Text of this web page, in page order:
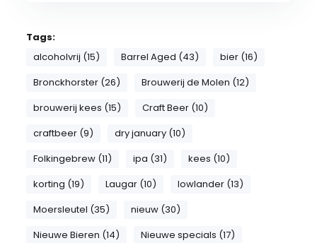
Tags:
alcoholvrij (15)
Barrel Aged (43)
bier (16)
Bronckhorster (26)
Brouwerij de Molen (12)
brouwerij kees (15)
Craft Beer (10)
craftbeer (9)
dry january (10)
Folkingebrew (11)
ipa (31)
kees (10)
korting (19)
Laugar (10)
lowlander (13)
Moersleutel (35)
nieuw (30)
Nieuwe Bieren (14)
Nieuwe specials (17)